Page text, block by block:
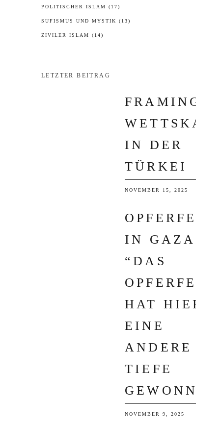
POLITISCHER ISLAM (17)
SUFISMUS UND MYSTIK (13)
ZIVILER ISLAM (14)
LETZTER BEITRAG
FRAMING
IN DER
TÜRKEI
NOVEMBER 15, 2025
OPFERFEST
IN GAZA:
“DAS
OPFERFEST
HAT HIER
EINE
ANDERE
TIEFE
NOVEMBER 9, 2025